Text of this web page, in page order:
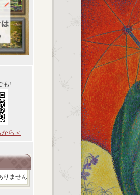
も!
ら＜
りません